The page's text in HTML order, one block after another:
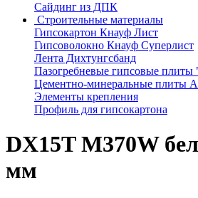
Сайдинг из ДПК
Строительные материалы
Гипсокартон Кнауф Лист
Гипсоволокно Кнауф Суперлист
Лента Дихтунгсбанд
Пазогребневые гипсовые
Цементно-минеральные
Элементы крепления
Профиль для гипсокартона
DX15T M370W
мм